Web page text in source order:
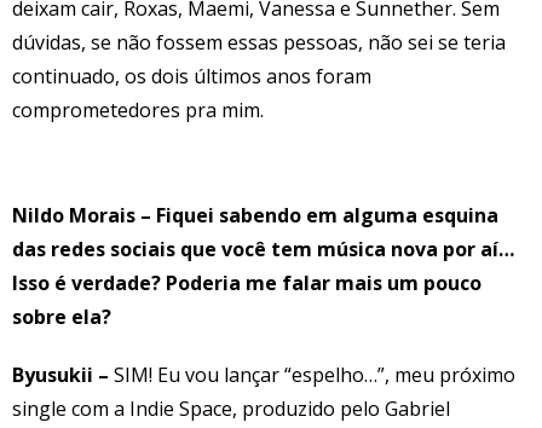
deixam cair, Roxas, Maemi, Vanessa e Sunnether. Sem
dúvidas, se não fossem essas pessoas, não sei se teria
continuado, os dois últimos anos foram
comprometedores pra mim.
Nildo Morais – Fiquei sabendo em alguma esquina
das redes sociais que você tem música nova por aí…
Isso é verdade? Poderia me falar mais um pouco
sobre ela?
Byusukii – SIM! Eu vou lançar “espelho…”, meu próximo
single com a Indie Space, produzido pelo Gabriel